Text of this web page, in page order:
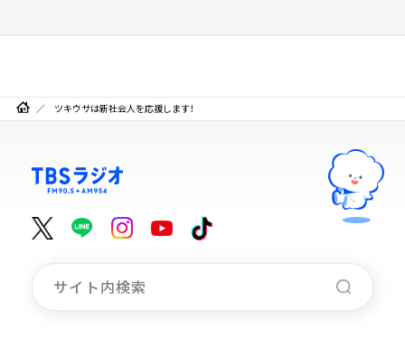
ツキウサは新社会人を応援します！